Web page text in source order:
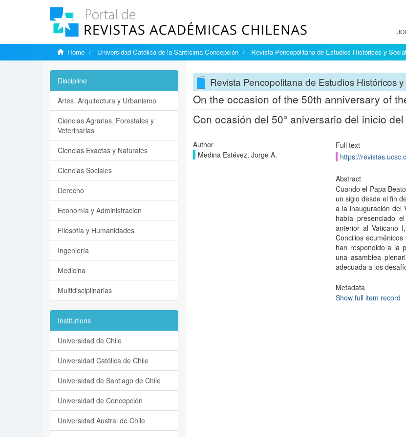
Home Universidad Católica de la Santísima Concepción Revista Pencopolitana de Estudios Históricos y
Revista Pencopolitana de Estudios Históricos
On the occasion of the 50th anniversary of
Con ocasión del 50° aniversario del inicio
Author
Medina Estévez, Jorge A.
Full text
https://
Abstract
Cuando el Papa
un siglo desde el fin
a la inauguración del
había presenciado
anterior al Vaticano
Concilios
han respondido a la
una asamblea
adecuada a los
Metadata
Show full item record
Discipline
Artes, Arquitectura y Urbanismo
Ciencias Agrarias, Forestales y
Veterinarias
Ciencias Exactas y Naturales
Ciencias Sociales
Derecho
Economía y Administración
Filosofía y Humanidades
Ingeniería
Medicina
Multidisciplinarias
Institutions
Universidad de Chile
Universidad Católica de Chile
Universidad de Santiago de Chile
Universidad de Concepción
Universidad Austral de Chile